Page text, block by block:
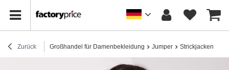
Zurück Großhandel für Damenbekleidung Jumper Strickjacken